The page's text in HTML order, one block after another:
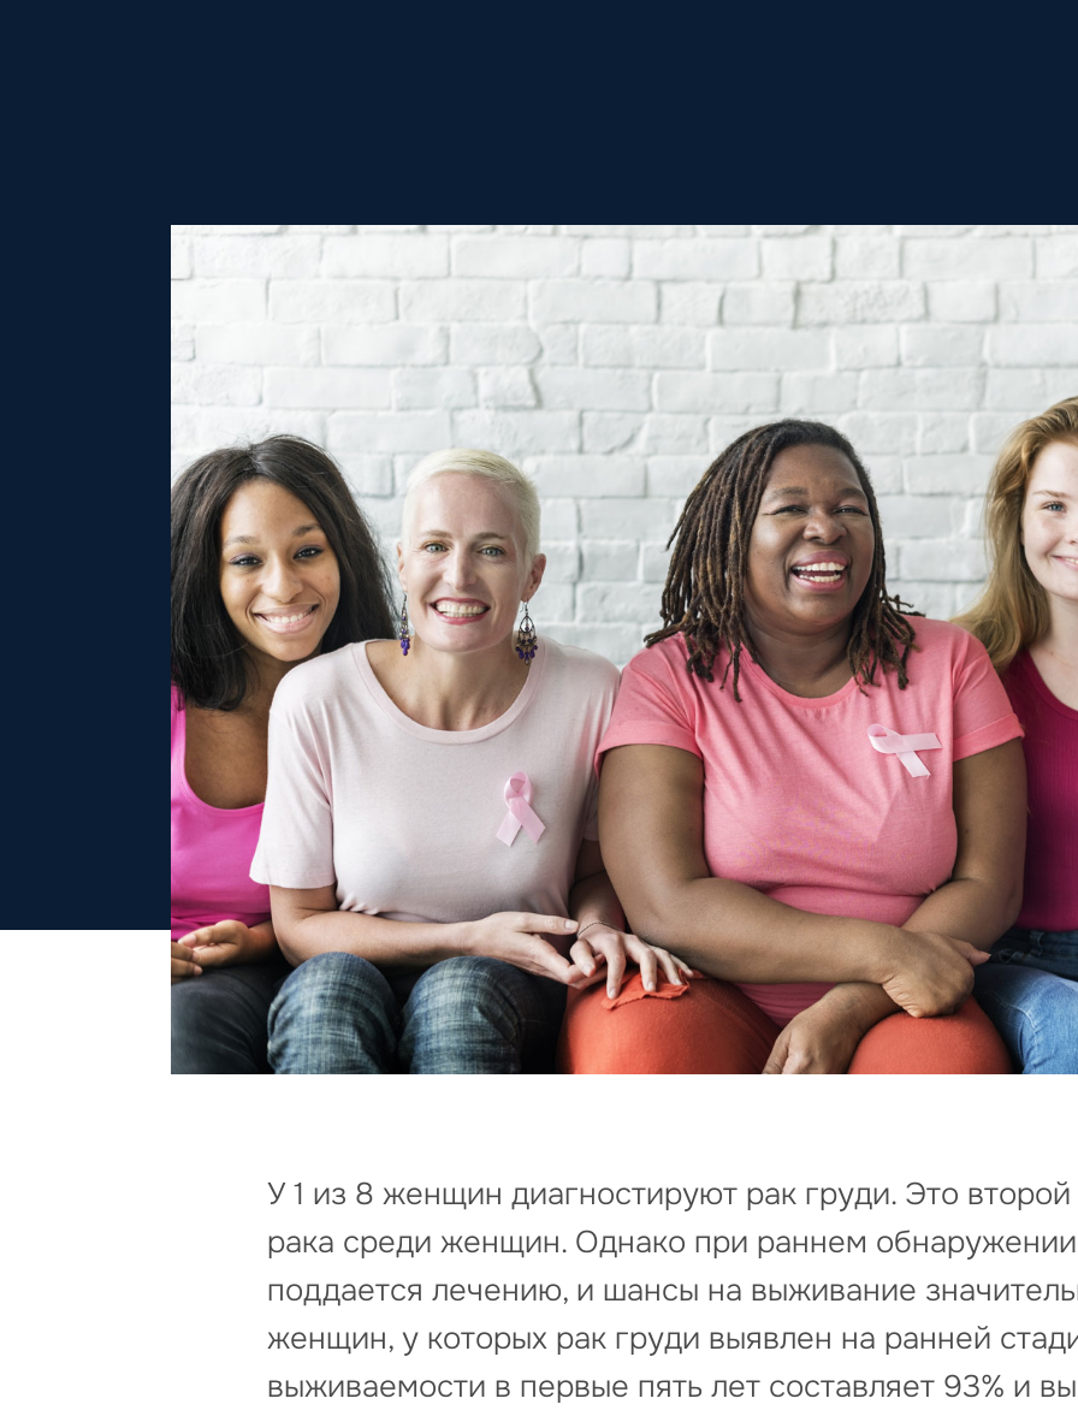
У 1 из 8 женщин диагностируют рак груди. Это
рака среди женщин. Однако при раннем
поддается лечению, и шансы на выживание
женщин, у которых рак груди выявлен на ранней
выживаемости в первые пять лет составляет 93% и